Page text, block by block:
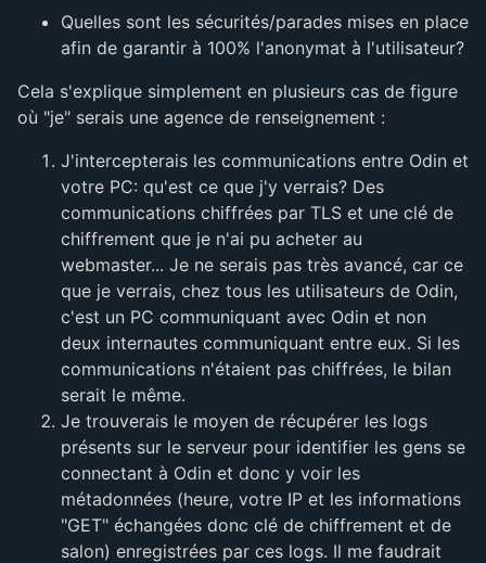
Quelles sont les sécurités/parades mises en place
afin de garantir à 100% l'anonymat à l'utilisateur?
Cela s'explique simplement en plusieurs cas de figure
où "je" serais une agence de renseignement :
J'intercepterais les communications entre Odin et
votre PC: qu'est ce que j'y verrais? Des
communications chiffrées par TLS et une clé de
chiffrement que je n'ai pu acheter au
webmaster... Je ne serais pas très avancé, car ce
que je verrais, chez tous les utilisateurs de Odin,
c'est un PC communiquant avec Odin et non
deux internautes communiquant entre eux. Si les
communications n'étaient pas chiffrées, le bilan
serait le même.
Je trouverais le moyen de récupérer les logs
présents sur le serveur pour identifier les gens se
connectant à Odin et donc y voir les
métadonnées (heure, votre IP et les informations
"GET" échangées donc clé de chiffrement et de
salon) enregistrées par ces logs. Il me faudrait